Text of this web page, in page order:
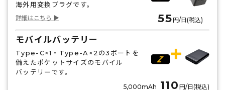
440円 480
ドイツ
300MB 500MB
330円 350円 860 1,120 円
海外用変換プラグです。
詳細はこちら ▶ 55円/日(税込)
モバイルバッテリー
Type-C×1・Type-A×2の3ポートを
備えたポケットサイズのモバイル
バッテリーです。
5,000mAh 110 円/日(税込)